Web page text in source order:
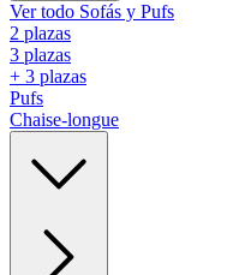
Ver todo Sofás y Pufs
2 plazas
3 plazas
+ 3 plazas
Pufs
Chaise-longue